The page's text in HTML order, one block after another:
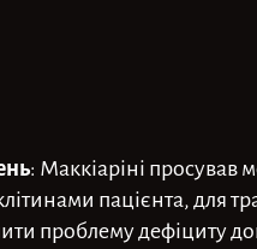
: Маккіаріні просував
пацієнта, для
проблему дефіциту